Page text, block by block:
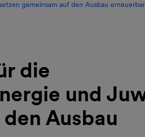
gemeinsam auf den Ausbau
die
und
Ausbau